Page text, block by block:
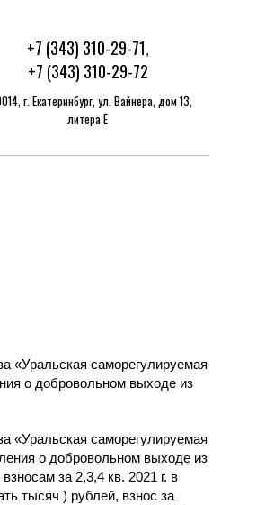
+7 (343) 310-29-71,
+7 (343) 310-29-72
г. Екатеринбург, ул. Вайнера, дом 13,
литера Е
«Уральская саморегулируемая
о добровольном выходе из
«Уральская саморегулируемая
о добровольном выходе из
за 2,3,4 кв. 2021 г. в
тысяч ) рублей, взнос за